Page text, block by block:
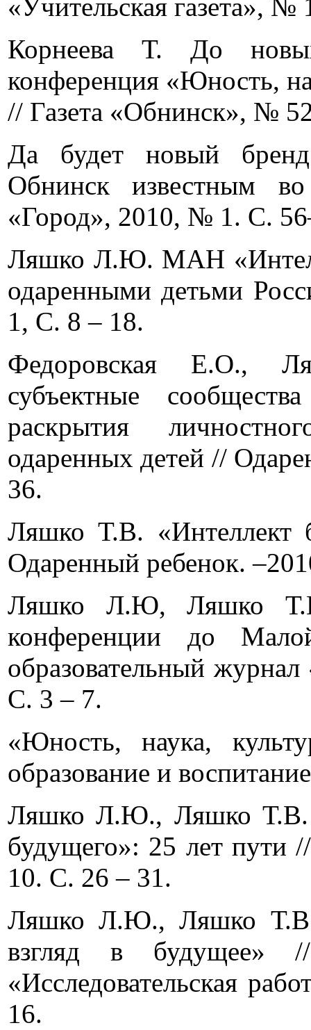
«Учительская газета», №
Корнеева Т. До
конференция «Юность,
// Газета «Обнинск», №
Да будет новый
Обнинск известным
«Город», 2010, № 1. С.
Ляшко Л.Ю. МАН
одаренными детьми
1, С. 8 – 18.
Федоровская Е.О.,
субъектные
раскрытия
одаренных детей //
36.
Ляшко Т.В. «Интеллект
Одаренный ребенок.
Ляшко Л.Ю, Ляшко
конференции до
образовательный
С. 3 – 7.
«Юность, наука,
образование и
Ляшко Л.Ю., Ляшко Т.В.
будущего»: 25 лет пути
10. С. 26 – 31.
Ляшко Л.Ю., Ляшко Т.В.,
взгляд в будущее» //
«Исследовательская
16.